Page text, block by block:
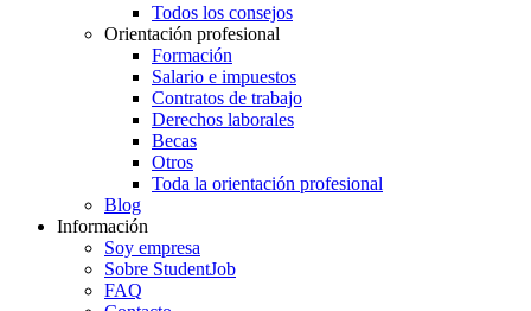
Todos los consejos
Orientación profesional
Formación
Salario e impuestos
Contratos de trabajo
Derechos laborales
Becas
Otros
Toda la orientación profesional
Blog
Información
Soy empresa
Sobre StudentJob
FAQ